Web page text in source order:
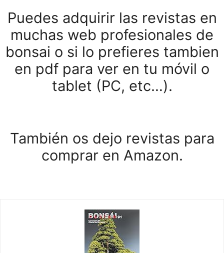
Puedes adquirir las revistas en
muchas web profesionales de
bonsai o si lo prefieres tambien
en pdf para ver en tu móvil o
tablet (PC, etc…).
También os dejo revistas para
comprar en Amazon.